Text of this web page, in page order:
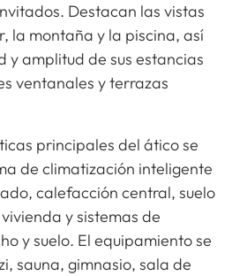
Destacan las vistas
la montaña y la piscina, así
y amplitud de sus estancias
ventanales y terrazas
principales del ático se
de climatización inteligente
calefacción central, suelo
y sistemas de
y suelo. El equipamiento se
sauna, gimnasio, sala de